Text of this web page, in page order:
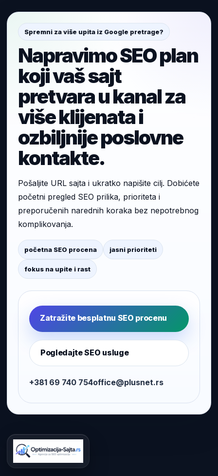
Spremni za više upita iz Google pretrage?
Napravimo SEO plan
koji vaš sajt
pretvara u kanal za
više klijenata i
ozbiljnije poslovne
kontakte.
Pošaljite URL sajta i ukratko napišite cilj. Dobićete
početni pregled SEO prilika, prioriteta i
preporučenih narednih koraka bez nepotrebnog
komplikovanja.
početna SEO procena jasni prioriteti
fokus na upite i rast
Zatražite besplatnu SEO procenu
Pogledajte SEO usluge
+381 69 740 754office@plusnet.rs